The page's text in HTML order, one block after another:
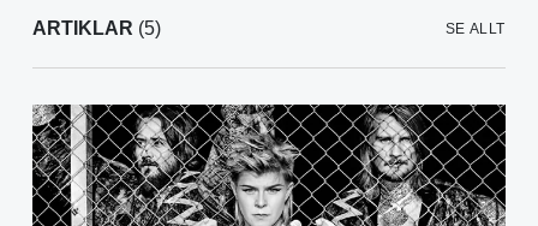
ARTIKLAR (5) SE ALLT